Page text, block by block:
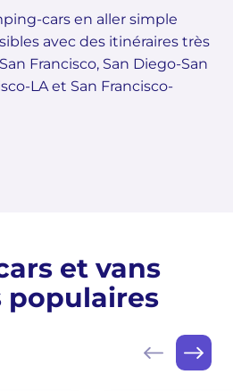
cars en aller simple
avec des itinéraires très
Francisco, San Diego-San
LA et San Francisco-
et vans
populaires